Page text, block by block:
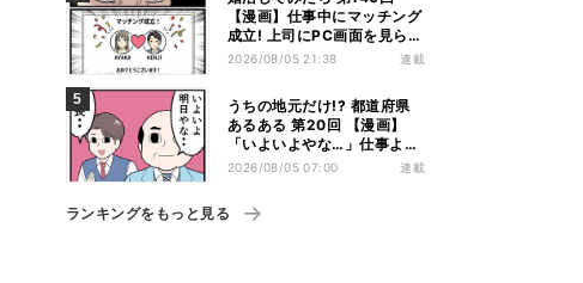
【漫画】仕事中にマッチング
成立! 上司にPC画面を見られ
た結果…
2026/08/05 21:38 連載
うちの地元だけ!? 都道府県
あるある 第20回 【漫画】
「いよいよやな…」仕事より
優先は当然!? 兵庫県民の“祭
2026/08/05 07:00 連載
ランキングをもっと見る